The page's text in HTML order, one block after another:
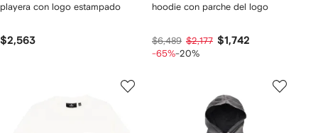
playera con logo estampado
$2,563
hoodie con parche del logo
$6,489 $2,177 $1,742
-65%-20%